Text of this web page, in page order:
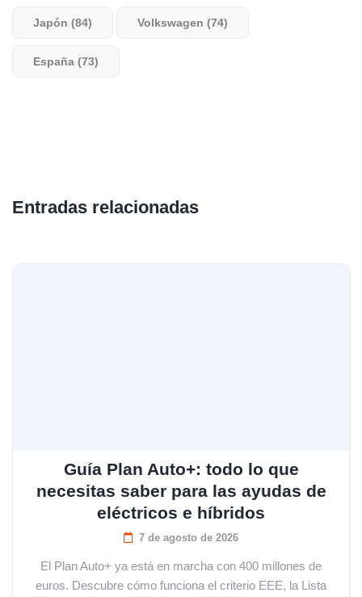
Japón (84) Volkswagen (74)
España (73)
Entradas relacionadas
Guía Plan Auto+: todo lo que
necesitas saber para las ayudas de
eléctricos e híbridos
7 de agosto de 2026
El Plan Auto+ ya está en marcha con 400 millones de
euros. Descubre cómo funciona el criterio EEE, la Lista